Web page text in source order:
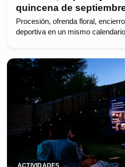
quincena de
Procesión, ofrenda floral,
deportiva en un mismo
ACTIVIDADES